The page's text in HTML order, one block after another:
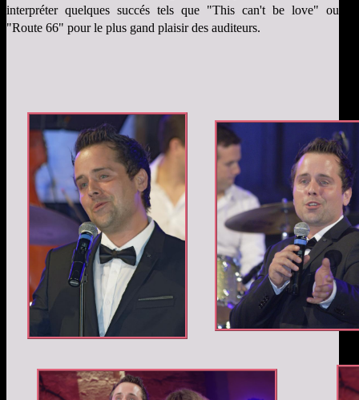
interpréter quelques succés tels que "This can't be love" ou
"Route 66" pour le plus gand plaisir des auditeurs.